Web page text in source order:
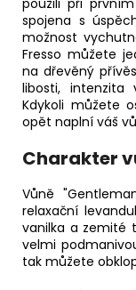
spojena s
možnost
Fresso můžete
na dřevěný
libosti, intenzita
Kdykoli můžete
opět naplní váš
Charakter
Vůně
relaxační
vanilka a zemité
velmi
tak můžete